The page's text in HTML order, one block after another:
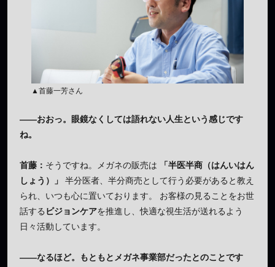
▲首藤一芳さん
——おおっ。眼鏡なくしては語れない人生という感じです
ね。
首藤： そうですね。メガネの販売は 「半医半商（はんいはん
しょう）」
半分医者、半分商売として行う必要があると教え
られ、いつも心に置いております。 お客様の見ることをお世
話する ビジョンケアを推進し、快適な視生活が送れるよう
日々活動しています。
——なるほど。もともとメガネ事業部だったとのことです